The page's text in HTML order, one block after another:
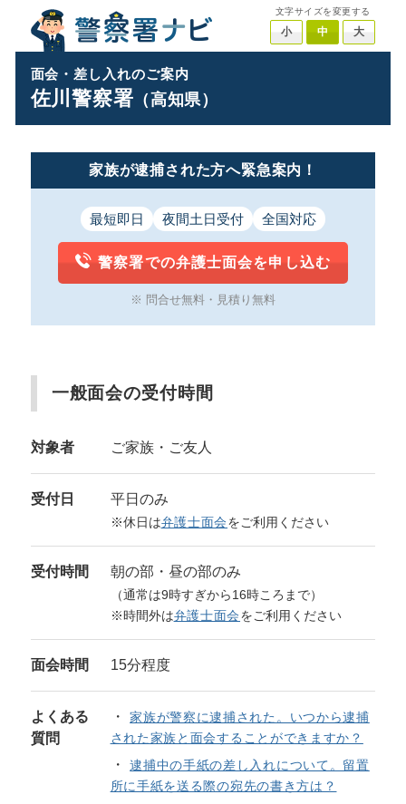
文字サイズを変更する
小 中 大
面会・差し入れのご案内
佐川警察署（高知県）
家族が逮捕された方へ緊急案内！
最短即日 夜間土日受付 全国対応
警察署での弁護士面会を申し込む
※ 問合せ無料・見積り無料
一般面会の受付時間
対象者 ご家族・ご友人
受付日 平日のみ
※休日は弁護士面会をご利用ください
受付時間 朝の部・昼の部のみ
（通常は9時すぎから16時ころまで）
※時間外は弁護士面会をご利用ください
面会時間 15分程度
よくある
質問
家族が警察に逮捕された。いつから逮捕
された家族と面会することができますか？
逮捕中の手紙の差し入れについて。留置
所に手紙を送る際の宛先の書き方は？